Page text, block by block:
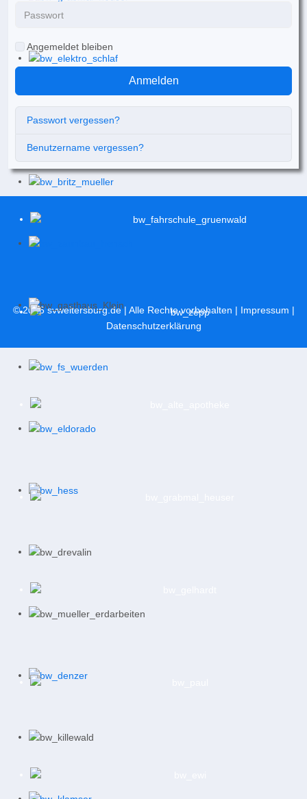
Angemeldet bleiben
Anmelden
Passwort vergessen?
Benutzername vergessen?
© 2026svweitersburg.de| Alle Rechte vorbehalten | Impressum |
Datenschutzerklärung